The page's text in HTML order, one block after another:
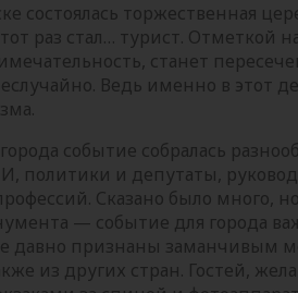
состоялась торжественная
раз стал… турист. Отметкой
станет
Ведь именно в этот
событие собралась
политики и депутаты,
Сказано было много,
— событие для города
давно признаны заманчивым
из других стран. Гостей,